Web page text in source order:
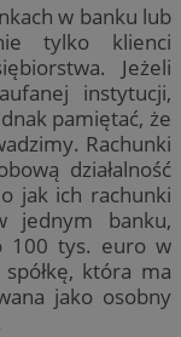
w banku lub
tylko klienci
Jeżeli
instytucji,
pamiętać, że
Rachunki
działalność
jak ich rachunki
jednym banku,
100 tys. euro w
która ma
jako osobny